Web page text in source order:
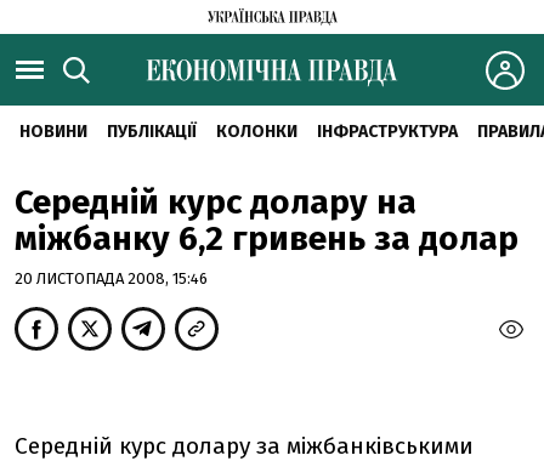
НОВИНИ ПУБЛІКАЦІЇ КОЛОНКИ ІНФРАСТРУКТУРА
Середній курс долару на
міжбанку 6,2 гривень за долар
20 ЛИСТОПАДА 2008, 15:46
Середній курс долару за міжбанківськими